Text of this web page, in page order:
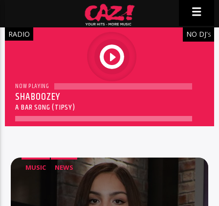
RADIO
play
NO DJ'S
NOW PLAYING
SHABOOZEY
A BAR SONG (TIPSY)
MUSIC NEWS